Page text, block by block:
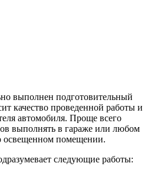
выполнен подготовительный
качество проведенной работы и
автомобиля. Проще всего
выполнять в гараже или любом
освещенном помещении.
следующие работы: